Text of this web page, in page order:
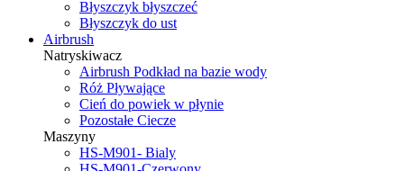
Błyszczyk błyszczeć
Błyszczyk do ust
Airbrush
Natryskiwacz
Airbrush Podkład na bazie wody
Róż Pływające
Cień do powiek w płynie
Pozostałe Ciecze
Maszyny
HS-M901- Bialy